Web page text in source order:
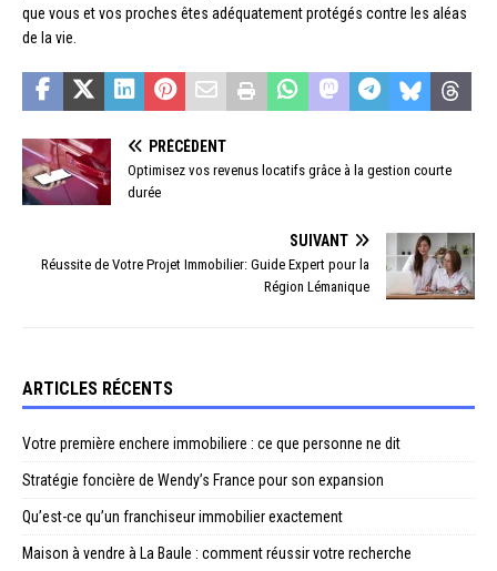
que vous et vos proches êtes adéquatement protégés contre les aléas
de la vie.
PRÉCÉDENT
Optimisez vos revenus locatifs grâce à la gestion courte
durée
SUIVANT
Réussite de Votre Projet Immobilier: Guide Expert pour la
Région Lémanique
ARTICLES RÉCENTS
Votre première enchere immobiliere : ce que personne ne dit
Stratégie foncière de Wendy’s France pour son expansion
Qu’est-ce qu’un franchiseur immobilier exactement
Maison à vendre à La Baule : comment réussir votre recherche